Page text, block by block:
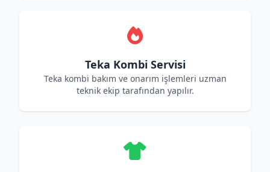
Teka Kombi Servisi
Teka kombi bakım ve onarım işlemleri uzman
teknik ekip tarafından yapılır.